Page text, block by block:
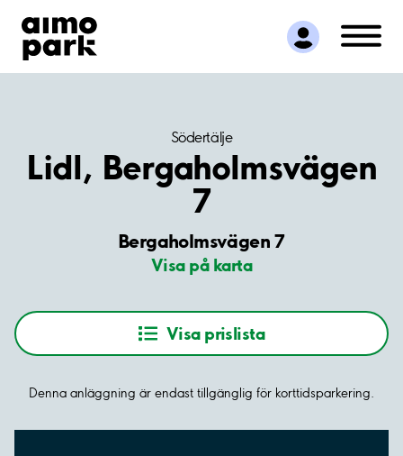
Hitta parkering
Samarbete
Kundservice
Södertälje
Lidl, Bergaholmsvägen
7
Bergaholmsvägen 7
Visa på karta
Visa prislista
Denna anläggning är endast tillgänglig för korttidsparkering.